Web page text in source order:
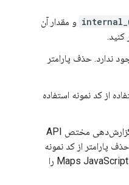
و مقدار آن
کنید.
ندارد. حذف پارامتر
از کد نمونه استفاده
این پارامتر از هرگونه تحلیل و گزارش‌دهی مختص API
پارامتر از کد نمونه
راهکار، گزارش‌دهی داخلی Maps JavaScript API را